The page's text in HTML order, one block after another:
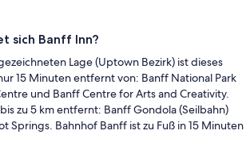
sich Banff Inn?
Lage (Uptown Bezirk) ist dieses
15 Minuten entfernt von: Banff National Park
und Banff Centre for Arts and Creativity.
zu 5 km entfernt: Banff Gondola (Seilbahn)
Springs. Bahnhof Banff ist zu Fuß in 15 Minuten